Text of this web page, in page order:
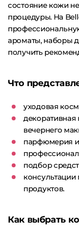
состояние кожи
процедуры. На
ароматы, наборы
получить
Что
уходовая
декоративная
вечернего
парфюмерия
подбор
консультации
продуктов.
Как выбрать